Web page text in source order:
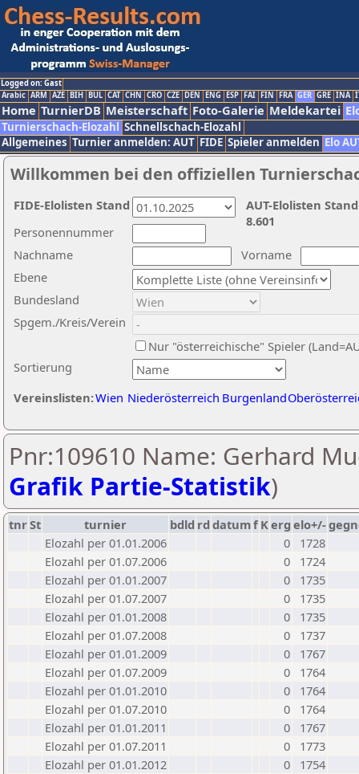
Logged on: Gast
Arabic ARM AZE BIH BUL CAT CHN CRO CZE DEN ENG ESP FAI FIN FRA GER GRE INA
Home TurnierDB Meisterschaft Foto-Galerie Meldekartei
Turnierschach-Elozahl Schnellschach-Elozahl
Allgemeines Turnier anmelden: AUT FIDE Spieler anmelden Elo
Willkommen bei den offiziellen
Nachname
Vorname
Ebene
Sortierung
Personennummer
Bundesland
Spgem./Kreis/Verein
Nur "österreichische" Spieler
Vereinslisten:Wien Niederösterreich Burgenland
AUT-Elolisten
8.601
FIDE-Elolisten Stand
Pnr:109610 Name: Gerhard
Grafik Partie-Statistik)
tnrSt turnier bdld rd datumf Kerg elo+/-
Elozahl per 01.01.2006
0
1728
Elozahl per 01.07.2006
0
1724
Elozahl per 01.01.2007
0
1735
Elozahl per 01.07.2007
0
1735
Elozahl per 01.01.2008
0
1735
Elozahl per 01.07.2008
0
1737
Elozahl per 01.01.2009
0
1767
Elozahl per 01.07.2009
0
1764
Elozahl per 01.01.2010
0
1764
Elozahl per 01.07.2010
0
1764
Elozahl per 01.01.2011
0
1767
Elozahl per 01.07.2011
0
1773
Elozahl per 01.01.2012
0
1754